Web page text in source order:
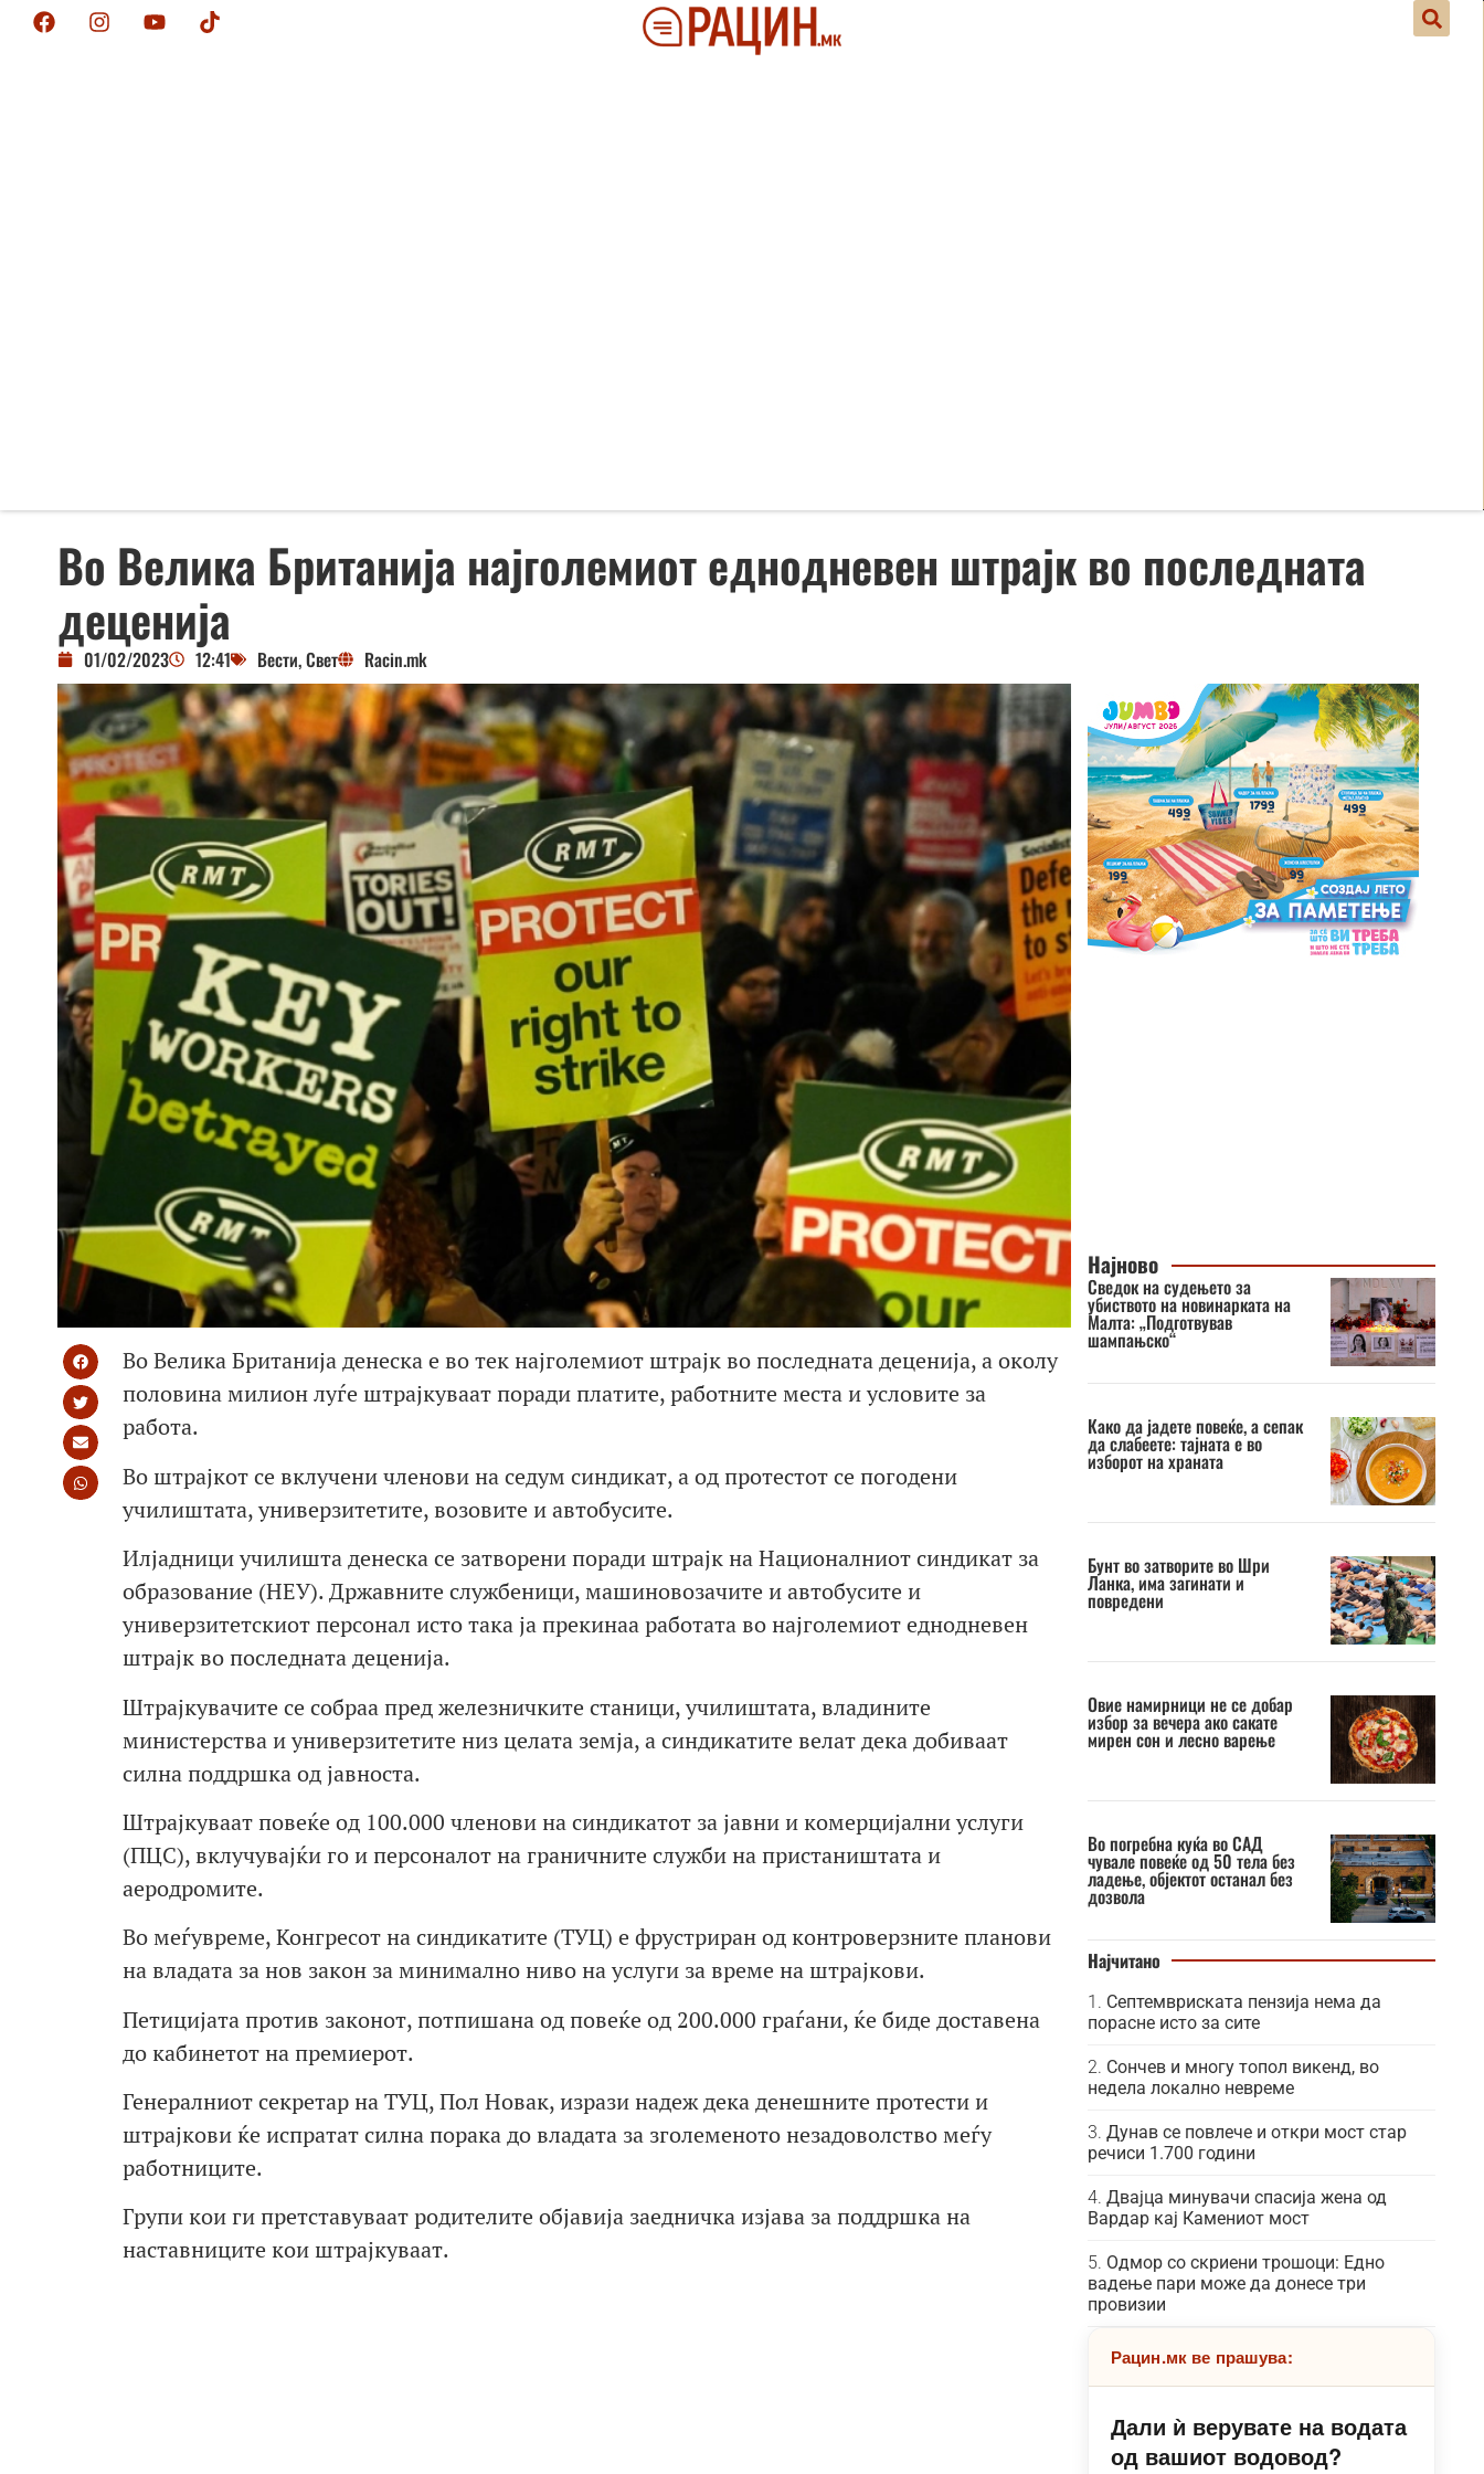
Во Велика Британија најголемиот еднодневен штрајк во последната
деценија
01/02/2023 12:41 Вести,Свет Racin.mk
Во Велика Британија денеска е во тек најголемиот штрајк во последната деценија, а околу
половина милион луѓе штрајкуваат поради платите, работните места и условите за
работа.
Во штрајкот се вклучени членови на седум синдикат, а од протестот се погодени
училиштата, универзитетите, возовите и автобусите.
Илјадници училишта денеска се затворени поради штрајк на Националниот синдикат за
образование (НЕУ). Државните службеници, машиновозачите и автобусите и
универзитетскиот персонал исто така ја прекинаа работата во најголемиот еднодневен
штрајк во последната деценија.
Штрајкувачите се собраа пред железничките станици, училиштата, владините
министерства и универзитетите низ целата земја, а синдикатите велат дека добиваат
силна поддршка од јавноста.
Штрајкуваат повеќе од 100.000 членови на синдикатот за јавни и комерцијални услуги
(ПЦС), вклучувајќи го и персоналот на граничните служби на пристаништата и
аеродромите.
Во меѓувреме, Конгресот на синдикатите (ТУЦ) е фрустриран од контроверзните планови
на владата за нов закон за минимално ниво на услуги за време на штрајкови.
Петицијата против законот, потпишана од повеќе од 200.000 граѓани, ќе биде доставена
до кабинетот на премиерот.
Генералниот секретар на ТУЦ, Пол Новак, изрази надеж дека денешните протести и
штрајкови ќе испратат силна порака до владата за зголеменото незадоволство меѓу
работниците.
Групи кои ги претставуваат родителите објавија заедничка изјава за поддршка на
наставниците кои штрајкуваат.
Најново
Сведок на судењето за
убиството на новинарката на
Малта: „Подготвував
шампањско“
Како да јадете повеќе, а сепак
да слабеете: тајната е во
изборот на храната
Бунт во затворите во Шри
Ланка, има загинати и
повредени
Овие намирници не се добар
избор за вечера ако сакате
мирен сон и лесно варење
Во погребна куќа во САД
чувале повеќе од 50 тела без
ладење, објектот останал без
дозвола
Најчитано
Септемвриската пензија нема да
порасне исто за сите
Сончев и многу топол викенд, во
недела локално невреме
Дунав се повлече и откри мост стар
речиси 1.700 години
Двајца минувачи спасија жена од
Вардар кај Камениот мост
Одмор со скриени трошоци: Едно
вадење пари може да донесе три
провизии
Рацин.мк ве прашува:
Дали ѝ верувате на водата
од вашиот водовод?